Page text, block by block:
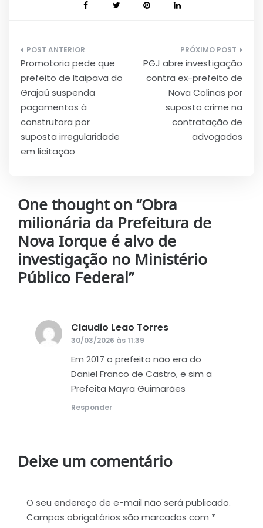
Navegação
de
Post
Promotoria pede que
prefeito de Itaipava do
Grajaú suspenda
pagamentos à
construtora por
suposta irregularidade
em licitação
PGJ abre investigação
contra ex-prefeito de
Nova Colinas por
suposto crime na
contratação de
advogados
One thought on “Obra
milionária da Prefeitura de
Nova Iorque é alvo de
investigação no Ministério
Público Federal”
Claudio Leao Torres
30/03/2026 às 11:39
Em 2017 o prefeito não era do
Daniel Franco de Castro, e sim a
Prefeita Mayra Guimarães
Responder
Deixe um comentário
O seu endereço de e-mail não será publicado.
Campos obrigatórios são marcados com *